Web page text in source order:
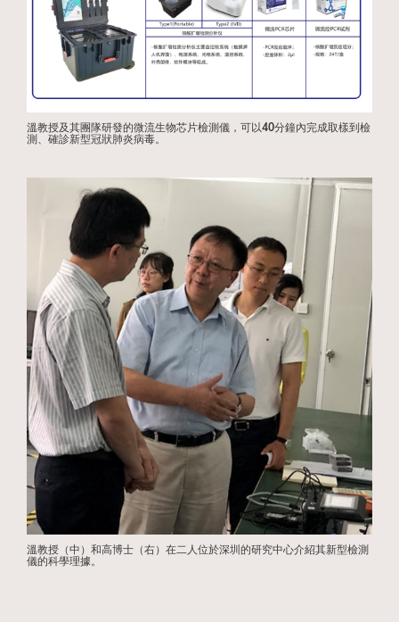
溫教授及其團隊研發的微流生物芯片檢測儀，可以40分鐘內完成取樣到檢
測、確診新型冠狀肺炎病毒。
溫教授（中）和高博士（右）在二人位於深圳的研究中心介紹其新型檢測
儀的科學理據。